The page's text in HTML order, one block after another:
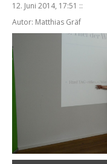
12. Juni 2014, 17:51 ::
Autor: Matthias Gräf